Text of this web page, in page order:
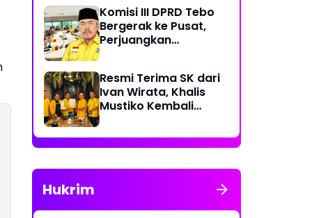
Komisi III DPRD Tebo
Bergerak ke Pusat,
Perjuangkan
Resmi Terima SK dari
Ivan Wirata, Khalis
Mustiko Kembali
Liga Marisa Jadi
Sekretaris
Hukrim